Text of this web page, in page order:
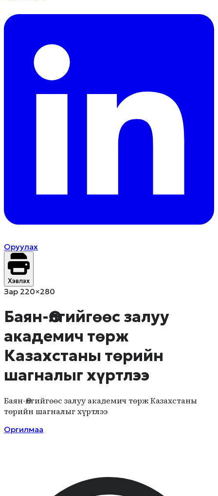
Оруулах
Хэвлэх
Зар 220×280
Баян-Өлгийгөөс залуу
академич төрж
Казахстаны төрийн
шагналыг хүртлээ
Баян-Өлгийгөөс залуу академич төрж Казахстаны
төрийн шагналыг хүртлээ
Оргилмаа